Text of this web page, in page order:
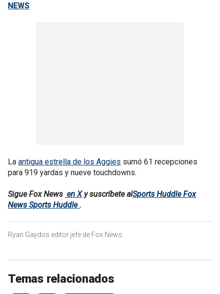
NEWS
La antigua estrella de los Aggies sumó 61 recepciones
para 919 yardas y nueve touchdowns.
Sigue Fox News en Xy suscríbete alSports Huddle Fox
News Sports Huddle.
Ryan Gaydos editor jefe de Fox News .
Temas relacionados